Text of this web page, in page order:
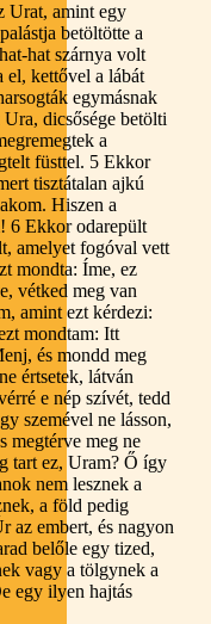
Urat, amint egy
betöltötte a
hat szárnya volt
el, kettővel a lábát
egymásnak
dicsősége betölti
a
füsttel. 5 Ekkor
tisztátalan ajkú
Hiszen a
6 Ekkor odarepült
amelyet fogóval vett
mondta: Íme, ez
vétked meg van
amint ezt kérdezi:
mondtam: Itt
és mondd meg
értsetek, látván
e nép szívét, tedd
szemével ne lásson,
megtérve meg ne
tart ez, Uram? Ő így
nem lesznek a
a föld pedig
az embert, és nagyon
belőle egy tized,
vagy a tölgynek a
egy ilyen hajtás